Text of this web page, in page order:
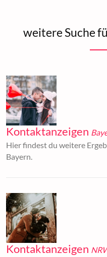
weitere Suche
Kontaktanzeigen
Hier findest du weitere
Bayern.
Kontaktanzeigen